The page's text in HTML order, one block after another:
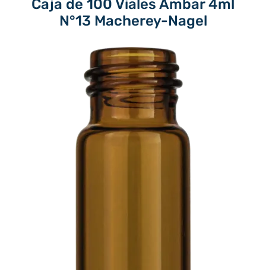
Caja de 100 Viales Ámbar 4ml
N°13 Macherey-Nagel